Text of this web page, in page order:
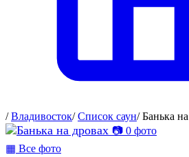
/ Владивосток/ Список саун/ Банька
📷 0 фото
▦ Все фото